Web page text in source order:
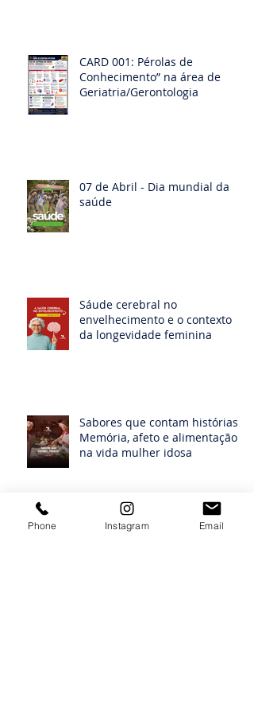
CARD 001: Pérolas de
Conhecimento” na área de
Geriatria/Gerontologia
07 de Abril - Dia mundial da
saúde
Sáude cerebral no
envelhecimento e o contexto
da longevidade feminina
Sabores que contam histórias:
Memória, afeto e alimentação
na vida mulher idosa
Phone Instagram Email